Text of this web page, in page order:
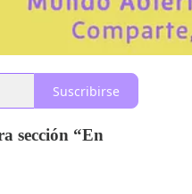
Suscribirse
sección “En